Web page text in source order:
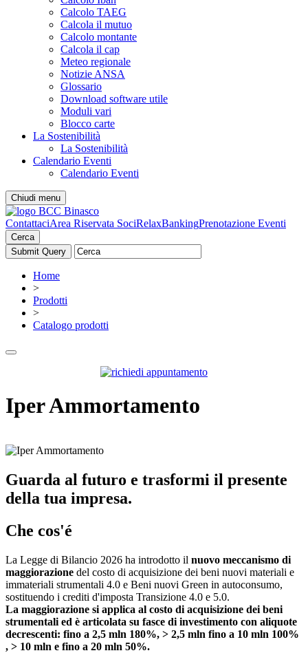
Calcolo TAEG
Calcola il mutuo
Calcolo montante
Calcola il cap
Meteo regionale
Notizie ANSA
Glossario
Download software utile
Moduli vari
Blocco carte
La Sostenibilità
La Sostenibilità
Calendario Eventi
Calendario Eventi
Chiudi menu
ContattaciArea Riservata SociRelaxBankingPrenotazione Eventi
Cerca
Home
>
Prodotti
>
Catalogo prodotti
Iper Ammortamento
Guarda al futuro e trasformi il presente
della tua impresa.
Che cos'é
La Legge di Bilancio 2026 ha introdotto il nuovo meccanismo di
maggiorazione del costo di acquisizione dei beni nuovi materiali e
immateriali strumentali 4.0 e Beni nuovi Green in autoconsumo,
sostituendo i crediti d'imposta Transizione 4.0 e 5.0.
La maggiorazione si applica al costo di acquisizione dei beni
strumentali ed è articolata su fasce di investimento con aliquote
decrescenti: fino a 2,5 mln 180%, > 2,5 mln fino a 10 mln 100%
, > 10 mln e fino a 20 mln 50%.